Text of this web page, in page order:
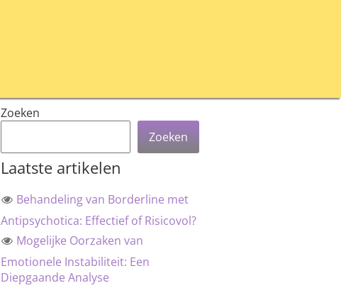
Zoeken
Zoeken
Laatste artikelen
Behandeling van Borderline met
Antipsychotica: Effectief of Risicovol?
Mogelijke Oorzaken van
Emotionele Instabiliteit: Een
Diepgaande Analyse